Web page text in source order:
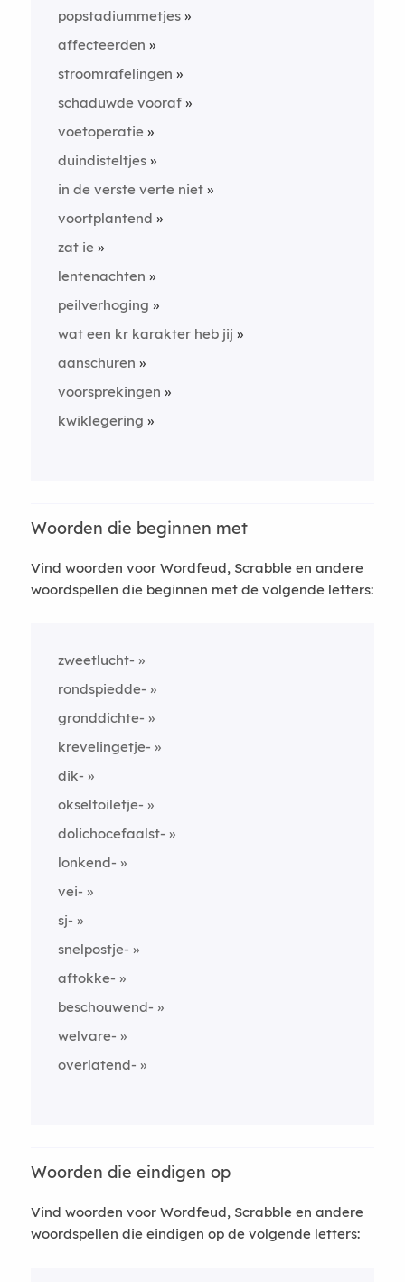
popstadiummetjes
affecteerden
stroomrafelingen
schaduwde vooraf
voetoperatie
duindisteltjes
in de verste verte niet
voortplantend
zat ie
lentenachten
peilverhoging
wat een kr karakter heb jij
aanschuren
voorsprekingen
kwiklegering
Woorden die beginnen met
Vind woorden voor Wordfeud, Scrabble en andere
woordspellen die beginnen met de volgende letters:
zweetlucht-
rondspiedde-
gronddichte-
krevelingetje-
dik-
okseltoiletje-
dolichocefaalst-
lonkend-
vei-
sj-
snelpostje-
aftokke-
beschouwend-
welvare-
overlatend-
Woorden die eindigen op
Vind woorden voor Wordfeud, Scrabble en andere
woordspellen die eindigen op de volgende letters: